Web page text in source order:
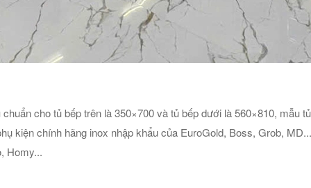
cho tủ bếp trên là 350×700 và tủ bếp dưới là 560×810, mẫu
kiện chính hãng inox nhập khẩu của EuroGold, Boss, Grob,
Homy...